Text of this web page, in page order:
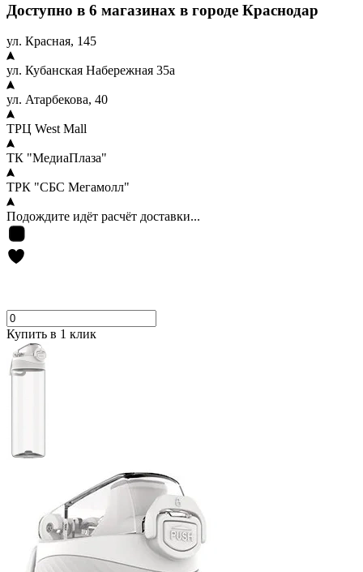
Доступно в 6 магазинах в городе Краснодар
ул. Красная, 145
ул. Кубанская Набережная 35а
ул. Атарбекова, 40
ТРЦ West Mall
ТК "МедиаПлаза"
ТРК "СБС Мегамолл"
Подождите идёт расчёт доставки...
Купить в 1 клик